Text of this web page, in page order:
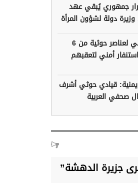
جمهوري يُبقي عهد
دولة لشؤون المرأة
فرار جماعي لعناصر حوثية من 6
أمني لتعقبهم
قيادي حوثي أشرف
صحفي العربية
جزيرة الدهشة”